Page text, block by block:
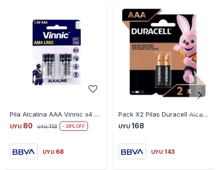
Pila Alcalina AAA Vinnic x4 1.5V
UYU 80 UYU 113 29
UYU 68
Pack X2 Pilas Duracell Alcalinas Aaa
UYU 168
UYU 143